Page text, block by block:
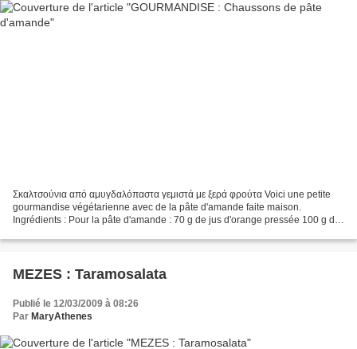
Σκαλτσούνια από αμυγδαλόπαστα γεμιστά με ξερά φρούτα Voici une petite
gourmandise végétarienne avec de la pâte d'amande faite maison.
Ingrédients : Pour la pâte d'amande : 70 g de jus d'orange pressée 100 g de
MEZES : Taramosalata
Publié le 12/03/2009 à 08:26
Par MaryAthenes